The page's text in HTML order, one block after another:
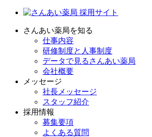
採用サイト
さんあい薬局を知る
仕事内容
研修制度と人事制度
データで見るさんあい薬局
会社概要
メッセージ
社長メッセージ
スタッフ紹介
採用情報
募集要項
よくある質問